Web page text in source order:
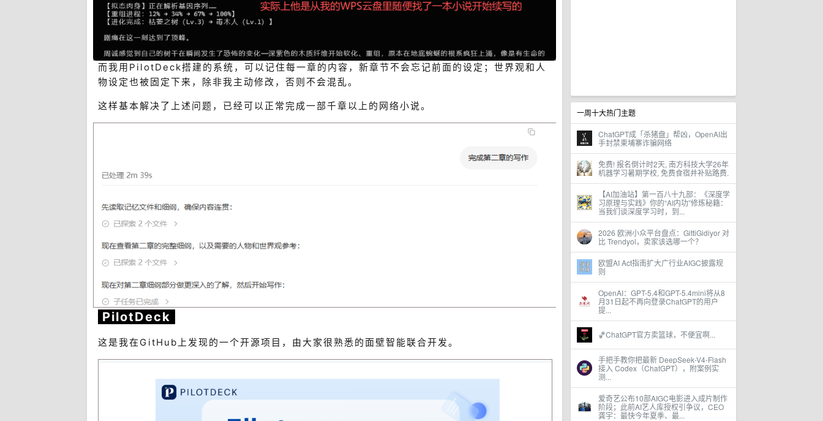
一周十大热门主题
ChatGPT成「杀猪盘」帮凶，OpenAI出
手封禁柬埔寨诈骗网络
免费! 报名倒计时2天, 南方科技大学26年
机器学习暑期学校, 免费食宿并补贴路费.
【AI加油站】第一百八十九部：《深度学
习原理与实践》你的“AI内功”修炼秘籍：
当我们谈深度学习时，到...
2026 欧洲小众平台盘点：GittiGidiyor 对
比 Trendyol，卖家该选哪一个？
欧盟AI Act指南扩大广行业AIGC披露规
则
OpenAI：GPT-5.4和GPT-5.4mini将从8
月31日起不再向登录ChatGPT的用户
提...
🏀ChatGPT官方卖篮球，不便宜啊...
手把手教你把最新 DeepSeek-V4-Flash
接入 Codex（ChatGPT），附案例实
测...
爱奇艺公布10部AIGC电影进入成片制作
阶段；此前AI艺人库授权引争议，CEO
龚宇：最快今年夏季、最...
而我用PilotDeck搭建的系统，可以记住每一章的内容，新章节不会忘记前面的设定；世界观和人
物设定也被固定下来，除非我主动修改，否则不会混乱。
这样基本解决了上述问题，已经可以正常完成一部千章以上的网络小说。
PilotDeck
这是我在GitHub上发现的一个开源项目，由大家很熟悉的面壁智能联合开发。